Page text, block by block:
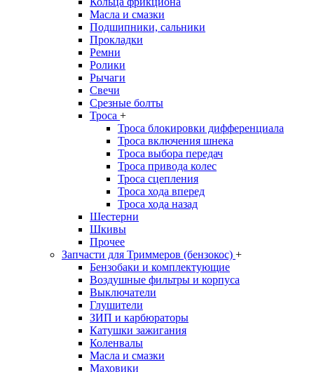
Масла и смазки
Подшипники, сальники
Прокладки
Ремни
Ролики
Рычаги
Свечи
Срезные болты
Троса +
Троса блокировки дифференциала
Троса включения шнека
Троса выбора передач
Троса привода колес
Троса сцепления
Троса хода вперед
Троса хода назад
Шестерни
Шкивы
Прочее
Запчасти для Триммеров (бензокос) +
Бензобаки и комплектующие
Воздушные фильтры и корпуса
Выключатели
Глушители
ЗИП и карбюраторы
Катушки зажигания
Коленвалы
Масла и смазки
Маховики